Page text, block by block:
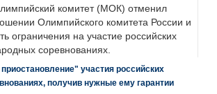
комитет (МОК) отменил
Олимпийского комитета России и
ограничения на участие российских
соревнованиях.
участия российских
получив нужные ему гарантии